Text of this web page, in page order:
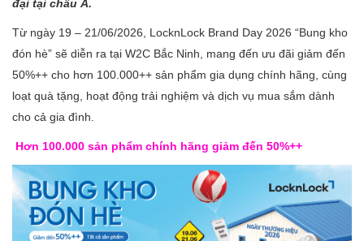
đại tại châu Á.
Từ ngày 19 – 21/06/2026, LocknLock Brand Day 2026 “Bung kho
đón hè” sẽ diễn ra tại W2C Bắc Ninh, mang đến ưu đãi giảm đến
50%++ cho hơn 100.000++ sản phẩm gia dụng chính hãng, cùng
loạt quà tặng, hoạt động trải nghiệm và dịch vụ mua sắm dành
cho cả gia đình.
Hơn 100.000 sản phẩm chính hãng giảm đến 50%++